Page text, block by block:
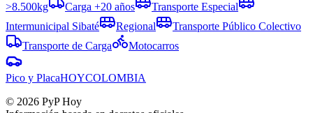
>8.500kg
Carga +20 años
Transporte Especial
Intermunicipal Sibaté
Regional
Transporte Público Colectivo
Transporte de Carga
Motocarros
Pico y PlacaHOYCOLOMBIA
© 2026 PyP Hoy